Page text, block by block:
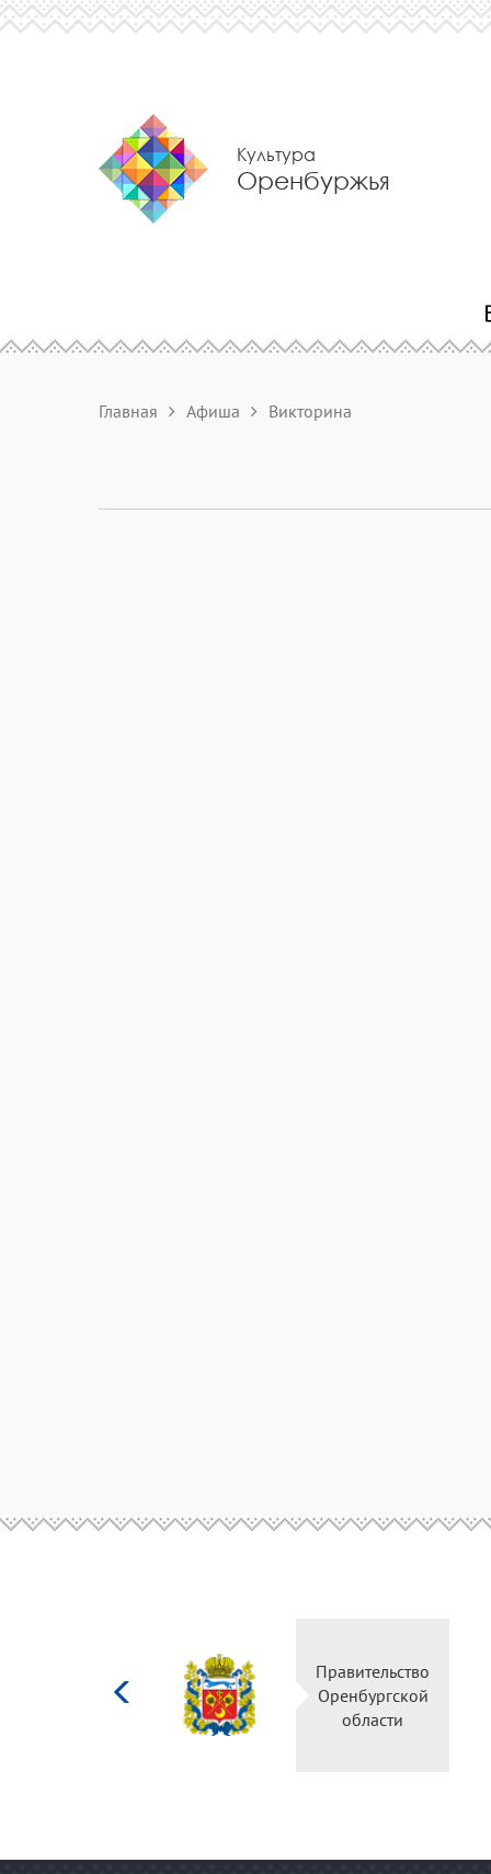
Культура
Оренбуржья
Главная Афиша Викторина
Правительство
Оренбургской
области